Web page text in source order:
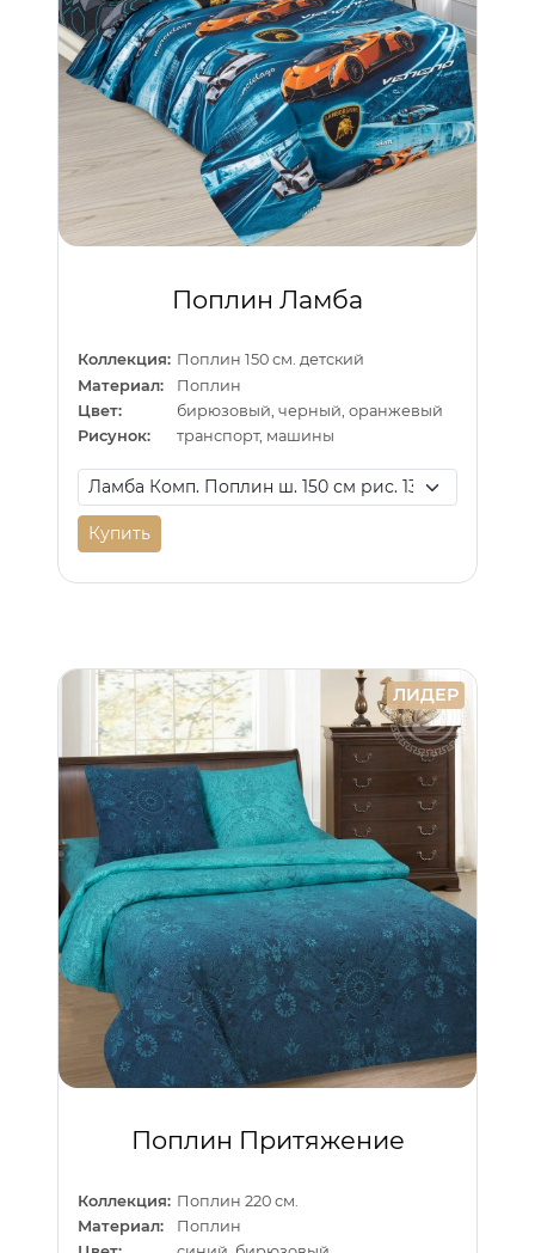
Поплин Ламба
Коллекция: Поплин 150 см. детский
Материал:
Поплин
Цвет:
бирюзовый, черный, оранжевый
Рисунок:
транспорт, машины
Купить
ЛИДЕР
Поплин Притяжение
Коллекция: Поплин 220 см.
Материал:
Поплин